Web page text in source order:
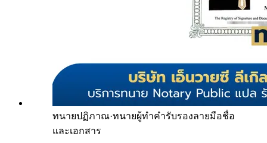
ทนายปฏิภาณ·ทนายผู้ทำคำรับรองลายมือชื่อ
และเอกสาร